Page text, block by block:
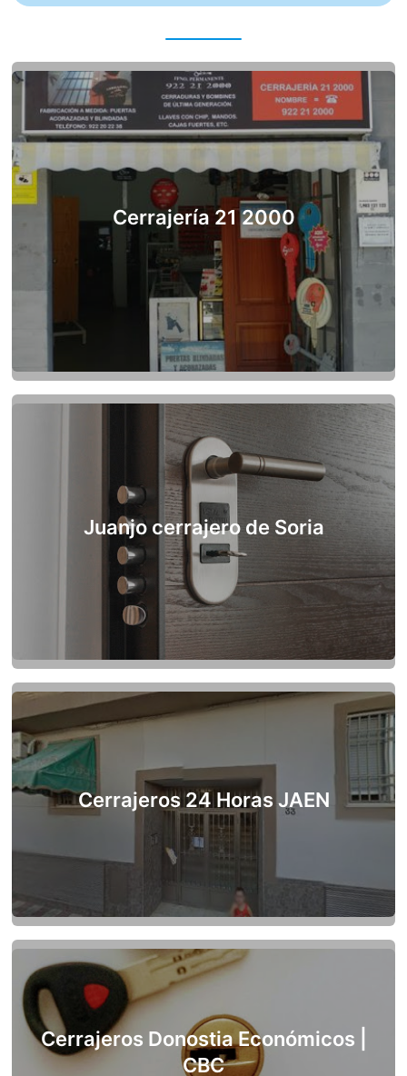
Cerrajería 21 2000
Juanjo cerrajero de Soria
Cerrajeros 24 Horas JAEN
Cerrajeros Donostia Económicos |
CBC